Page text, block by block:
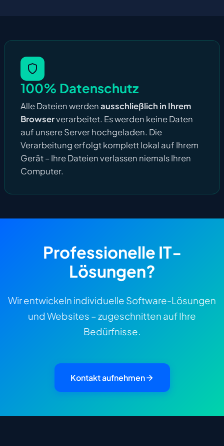
100% Datenschutz
Alle Dateien werdenausschließlich in Ihrem
Browserverarbeitet. Es werden keine Daten
auf unsere Server hochgeladen. Die
Verarbeitung erfolgt komplett lokal auf Ihrem
Gerät – Ihre Dateien verlassen niemals Ihren
Computer.
Professionelle IT-
Lösungen?
Wir entwickeln individuelle Software-Lösungen
und Websites – zugeschnitten auf Ihre
Bedürfnisse.
Kontakt aufnehmen